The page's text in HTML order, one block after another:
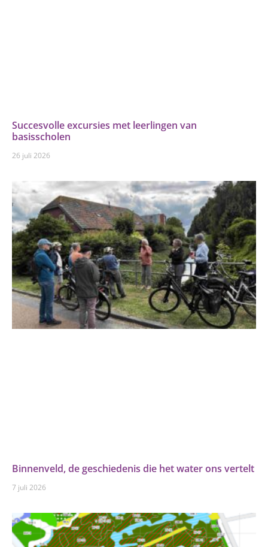
Succesvolle excursies met leerlingen van
basisscholen
26 juli 2026
Binnenveld, de geschiedenis die het water ons vertelt
7 juli 2026